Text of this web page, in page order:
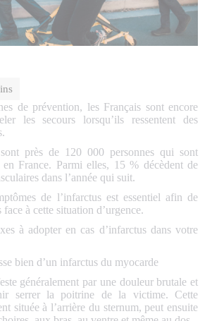
de prévention, les Français sont encore
les secours lorsqu’ils ressentent des
près de 120 000 personnes qui sont
en France. Parmi elles, 15 % décèdent de
dans l’année qui suit.
de l’infarctus est essentiel afin de
à cette situation d’urgence.
à adopter en cas d’infarctus dans votre
bien d’un infarctus du myocarde
généralement par une douleur brutale et
serrer la poitrine de la victime. Cette
située à l’arrière du sternum, peut ensuite